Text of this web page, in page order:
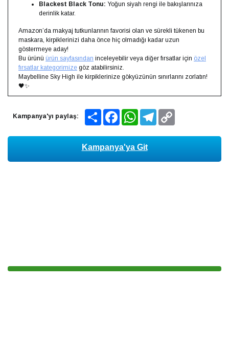
Blackest Black Tonu: Yoğun siyah rengi ile bakışlarınıza
derinlik katar.
Amazon’da makyaj tutkunlarının favorisi olan ve sürekli tükenen bu
maskara, kirpiklerinizi daha önce hiç olmadığı kadar uzun
göstermeye aday!
Bu ürünü ürün sayfasından inceleyebilir veya diğer fırsatlar için özel
fırsatlar kategorimize göz atabilirsiniz.
Maybelline Sky High ile kirpiklerinize gökyüzünün sınırlarını zorlatın!
🖤✨
Kampanya'yı paylaş: Share FacebookWhatsAppTelegram
Kampanya'ya Git